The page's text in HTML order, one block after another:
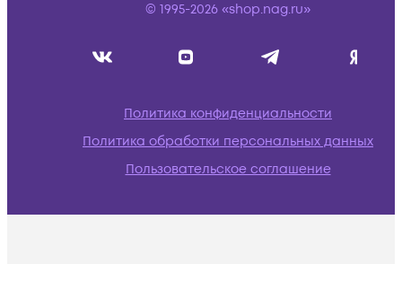
© 1995-2026 «shop.nag.ru»
Политика конфиденциальности
Политика обработки персональных данных
Пользовательское соглашение